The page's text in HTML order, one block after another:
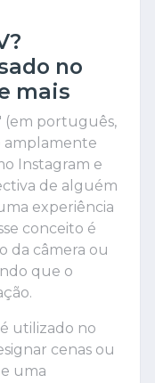
no
mais
(em português,
amplamente
Instagram e
de alguém
experiência
conceito é
da câmera ou
que o
utilizado no
cenas ou
uma